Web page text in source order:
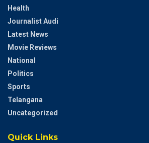
Health
Journalist Audi
Latest News
Movie Reviews
National
Politics
Sports
Telangana
Uncategorized
Quick Links